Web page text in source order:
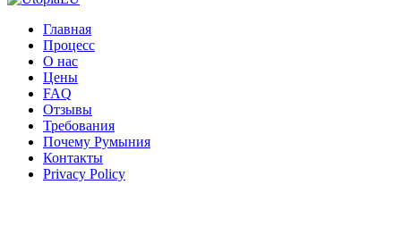
Главная
Процесс
О нас
Цены
FAQ
Отзывы
Требования
Почему Румыния
Контакты
Privacy Policy